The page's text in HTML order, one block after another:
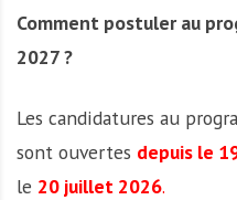
Comment postuler au
2027 ?
Les candidatures au
sont ouvertes depuis le
le 20 juillet 2026.